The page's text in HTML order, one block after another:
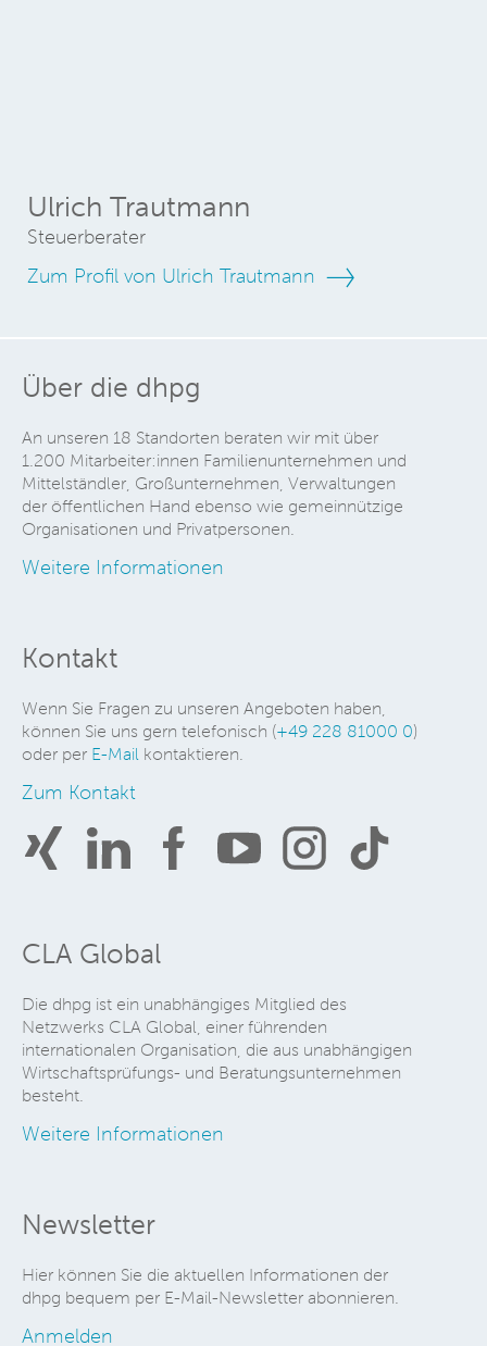
Ulrich Trautmann
Steuerberater
Zum Profil von Ulrich Trautmann
Über die dhpg
An unseren 18 Standorten beraten wir mit über
1.200 Mitarbeiter:innen Familienunternehmen und
Mittelständler, Großunternehmen, Verwaltungen
der öffentlichen Hand ebenso wie gemeinnützige
Organisationen und Privatpersonen.
Weitere Informationen
Kontakt
Wenn Sie Fragen zu unseren Angeboten haben,
können Sie uns gern telefonisch (+49 228 81000 0)
oder per E-Mail kontaktieren.
Zum Kontakt
CLA Global
Die dhpg ist ein unabhängiges Mitglied des
Netzwerks CLA Global, einer führenden
internationalen Organisation, die aus unabhängigen
Wirtschaftsprüfungs- und Beratungsunternehmen
besteht.
Weitere Informationen
Newsletter
Hier können Sie die aktuellen Informationen der
dhpg bequem per E-Mail-Newsletter abonnieren.
Anmelden